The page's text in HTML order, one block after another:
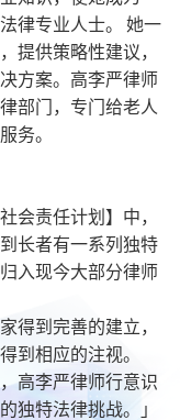
律专业人士。 她一
提供策略性建议，
方案。高李严律师
部门，专门给老人
务。
会责任计划】中，
长者有一系列独特
入现今大部分律师
得到完善的建立，
到相应的注视。
高李严律师行意识
独特法律挑战。」